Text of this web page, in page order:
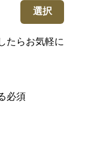
選択
たらお気軽に
必須